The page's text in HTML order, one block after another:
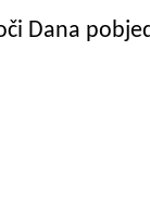
Dana